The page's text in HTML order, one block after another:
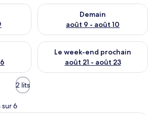
ce soir août 8 - août 9
Demain
août 9 - août 10
Vérifier la disponibilité pour
ce week-end août 14 - août 16
Le week-end prochain
août 21 - août 23
Vérifier la disponibilité pour
2 lits
6